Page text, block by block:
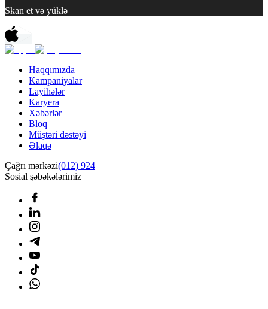
Skan et və yüklə
Haqqımızda
Kampaniyalar
Layihələr
Karyera
Xəbərlər
Bloq
Müştəri dəstəyi
Əlaqə
Çağrı mərkəzi(012) 924
Sosial şəbəkələrimiz